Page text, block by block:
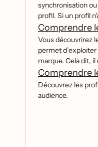
synchronisation
profil. Si un profil
Comprendre
Vous découvrirez
permet
marque. Cela dit,
Comprendre
Découvrez les
audience.